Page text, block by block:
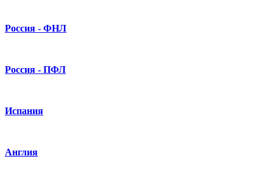
Россия - ФНЛ
Россия - ПФЛ
Испания
Англия